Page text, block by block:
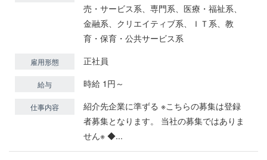
売・サービス系、専門系、医療・福祉系、
金融系、クリエイティブ系、ＩＴ系、教
育・保育・公共サービス系
雇用形態 正社員
給与 時給 1円～
仕事内容
紹介先企業に準ずる ※こちらの募集は登録
者募集となります。 当社の募集ではありま
せん※ ◆...